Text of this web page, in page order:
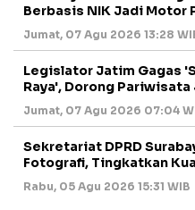
Berbasis NIK Jadi Motor
Jumat, 07 Agu 2026 13:28
Legislator Jatim Gagas
Raya', Dorong Pariwisata
Jumat, 07 Agu 2026 07:04
Sekretariat DPRD
Fotografi, Tingkatkan
Rabu, 05 Agu 2026 15:31 WIB